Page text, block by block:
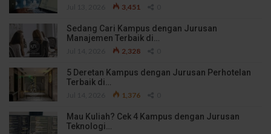
3,451
Sedang Cari Kampus dengan Jurusan
Manajemen Terbaik di…
2,328
5 Deretan Kampus dengan Jurusan Perhotelan
Terbaik di…
1,376
Mau Kuliah? Cek 4 Kampus dengan Jurusan
Teknologi…